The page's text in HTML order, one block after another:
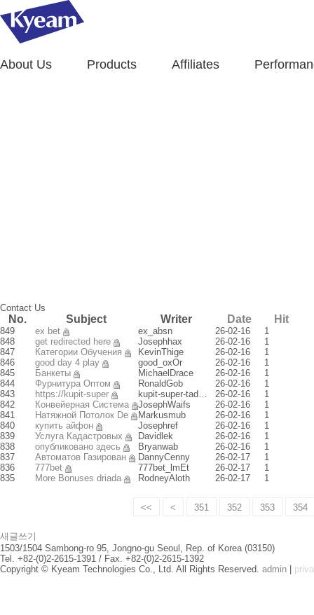
About Us Products Affiliates
Contact Us
No. Subject Writer Date Hit
849 ex bet ex_absn 26-02-16
1
848
get redirected here Josephhax 26-02-16
1
847
Категории Обучения KevinThige 26-02-16
1
846
good day 4 play good_oxOr 26-02-16
1
845
Банкеты MichaelDrace 26-02-16
1
844
Фурнитура Оптом RonaldGob 26-02-16
1
843
https://kupit-super kupit-super-tad… 26-02-16
1
842
Конвейерная Система JosephWaifs 26-02-16
1
841
Натяжной Потолок De Markusmub 26-02-16
1
840
купить айфон Josephref 26-02-16
1
839
Услуга Кадастровых Davidlek 26-02-16
1
838
опубликовано здесь Bryanwab 26-02-16
1
837
Автоматов Газирован DannyCenny 26-02-17
1
836
777bet 777bet_lmEt 26-02-17
1
835
More Bonuses driada RodneyAloth 26-02-17 1
<< < 351 352 353 354
새글쓰기
1503/1504 Sambong-ro 95, Jongno-gu Seoul, Rep. of Korea (03150)
Tel. +82-(0)2-2615-1391 / Fax. +82-(0)2-2615-1392
Copyright © Kyeam Technologies Co., Ltd. All Rights Reserved. admin